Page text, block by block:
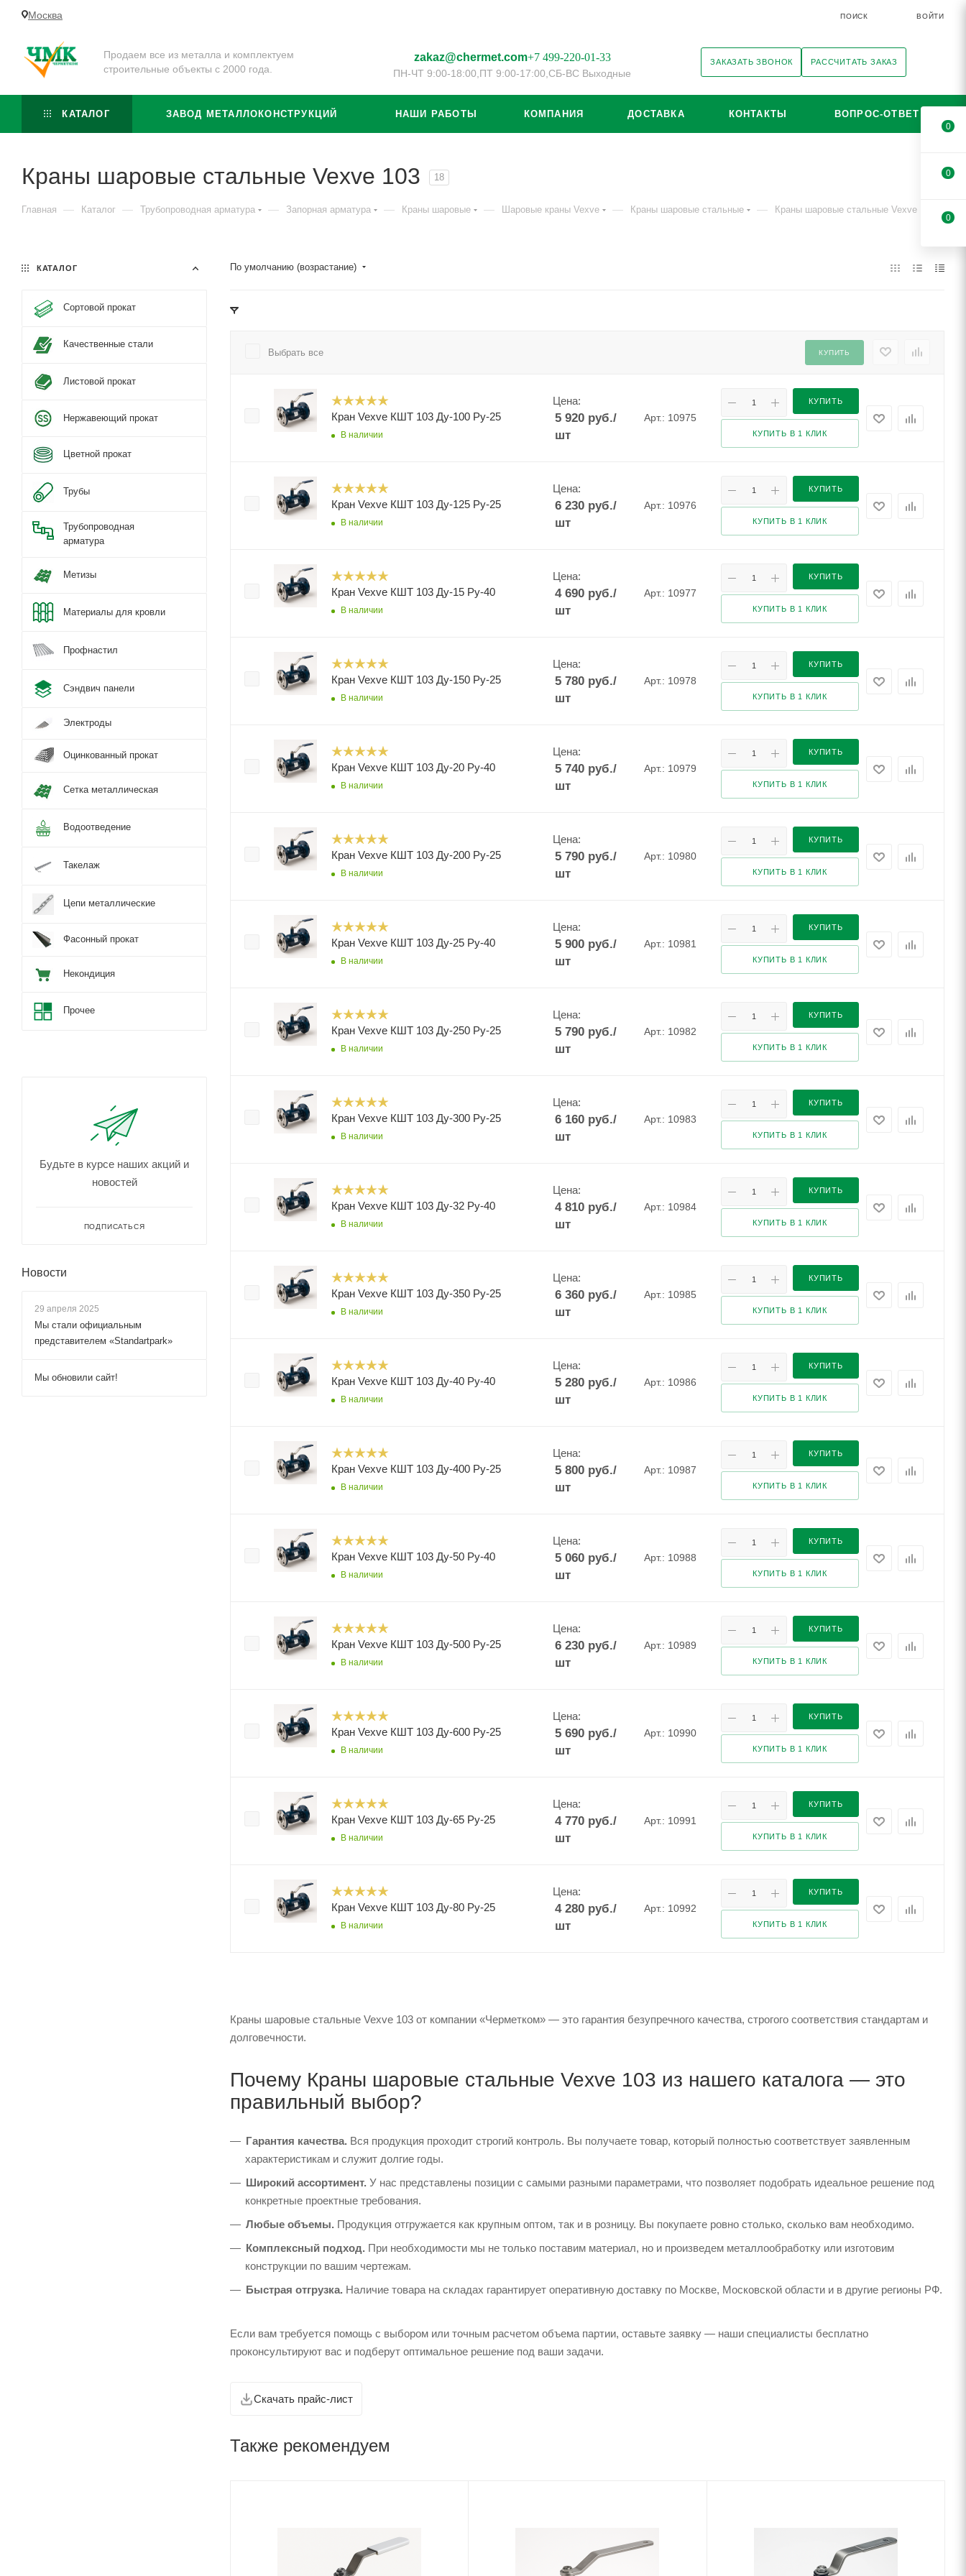
Москва ПОИСК ВОЙТИ
Продаем все из металла и комплектуем
строительные объекты с 2000 года.
zakaz@chermet.com+7 499-220-01-33
ПН-ЧТ 9:00-18:00, ПТ 9:00-17:00, СБ-ВС Выходные
ЗАКАЗАТЬ ЗВОНОК РАССЧИТАТЬ ЗАКАЗ
КАТАЛОГ ЗАВОД МЕТАЛЛОКОНСТРУКЦИЙ НАШИ РАБОТЫ КОМПАНИЯ ДОСТАВКА КОНТАКТЫ ВОПРОС-ОТВЕТ
Краны шаровые стальные Vexve 103 18
Главная — Каталог — Трубопроводная арматура — Запорная арматура — Краны шаровые — Шаровые краны Vexve — Краны шаровые стальные — Краны шаровые стальные Vexve 103
По умолчанию (возрастание)
Выбрать все КУПИТЬ
Кран Vexve КШТ 103 Ду-100 Ру-25
В наличии
Цена:
5 920руб./
шт
Арт.: 10975
КУПИТЬ
КУПИТЬ В 1 КЛИК
Кран Vexve КШТ 103 Ду-125 Ру-25
В наличии
Цена:
6 230руб./
шт
Арт.: 10976
КУПИТЬ
КУПИТЬ В 1 КЛИК
Кран Vexve КШТ 103 Ду-15 Ру-40
В наличии
Цена:
4 690руб./
шт
Арт.: 10977
КУПИТЬ
КУПИТЬ В 1 КЛИК
Кран Vexve КШТ 103 Ду-150 Ру-25
В наличии
Цена:
5 780руб./
шт
Арт.: 10978
КУПИТЬ
КУПИТЬ В 1 КЛИК
Кран Vexve КШТ 103 Ду-20 Ру-40
В наличии
Цена:
5 740руб./
шт
Арт.: 10979
КУПИТЬ
КУПИТЬ В 1 КЛИК
Кран Vexve КШТ 103 Ду-200 Ру-25
В наличии
Цена:
5 790руб./
шт
Арт.: 10980
КУПИТЬ
КУПИТЬ В 1 КЛИК
Кран Vexve КШТ 103 Ду-25 Ру-40
В наличии
Цена:
5 900руб./
шт
Арт.: 10981
КУПИТЬ
КУПИТЬ В 1 КЛИК
Кран Vexve КШТ 103 Ду-250 Ру-25
В наличии
Цена:
5 790руб./
шт
Арт.: 10982
КУПИТЬ
КУПИТЬ В 1 КЛИК
Кран Vexve КШТ 103 Ду-300 Ру-25
В наличии
Цена:
6 160руб./
шт
Арт.: 10983
КУПИТЬ
КУПИТЬ В 1 КЛИК
Кран Vexve КШТ 103 Ду-32 Ру-40
В наличии
Цена:
4 810руб./
шт
Арт.: 10984
КУПИТЬ
КУПИТЬ В 1 КЛИК
Кран Vexve КШТ 103 Ду-350 Ру-25
В наличии
Цена:
6 360руб./
шт
Арт.: 10985
КУПИТЬ
КУПИТЬ В 1 КЛИК
Кран Vexve КШТ 103 Ду-40 Ру-40
В наличии
Цена:
5 280руб./
шт
Арт.: 10986
КУПИТЬ
КУПИТЬ В 1 КЛИК
Кран Vexve КШТ 103 Ду-400 Ру-25
В наличии
Цена:
5 800руб./
шт
Арт.: 10987
КУПИТЬ
КУПИТЬ В 1 КЛИК
Кран Vexve КШТ 103 Ду-50 Ру-40
В наличии
Цена:
5 060руб./
шт
Арт.: 10988
КУПИТЬ
КУПИТЬ В 1 КЛИК
Кран Vexve КШТ 103 Ду-500 Ру-25
В наличии
Цена:
6 230руб./
шт
Арт.: 10989
КУПИТЬ
КУПИТЬ В 1 КЛИК
Кран Vexve КШТ 103 Ду-600 Ру-25
В наличии
Цена:
5 690руб./
шт
Арт.: 10990
КУПИТЬ
КУПИТЬ В 1 КЛИК
Кран Vexve КШТ 103 Ду-65 Ру-25
В наличии
Цена:
4 770руб./
шт
Арт.: 10991
КУПИТЬ
КУПИТЬ В 1 КЛИК
Кран Vexve КШТ 103 Ду-80 Ру-25
В наличии
Цена:
4 280руб./
шт
Арт.: 10992
КУПИТЬ
КУПИТЬ В 1 КЛИК
Краны шаровые стальные Vexve 103 от компании «Черметком» — это гарантия безупречного качества, строгого соответствия стандартам и
долговечности.
Почему Краны шаровые стальные Vexve 103 из нашего каталога — это
правильный выбор?
Гарантия качества. Вся продукция проходит строгий контроль. Вы получаете товар, который полностью соответствует заявленным
характеристикам и служит долгие годы.
Широкий ассортимент. У нас представлены позиции с самыми разными параметрами, что позволяет подобрать идеальное решение под
конкретные проектные требования.
Любые объемы. Продукция отгружается как крупным оптом, так и в розницу. Вы покупаете ровно столько, сколько вам необходимо.
Комплексный подход. При необходимости мы не только поставим материал, но и произведем металлообработку или изготовим
конструкции по вашим чертежам.
Быстрая отгрузка. Наличие товара на складах гарантирует оперативную доставку по Москве, Московской области и в другие регионы РФ.
Если вам требуется помощь с выбором или точным расчетом объема партии, оставьте заявку — наши специалисты бесплатно
проконсультируют вас и подберут оптимальное решение под ваши задачи.
Скачать прайс-лист
Также рекомендуем
КАТАЛОГ
Сортовой прокат
Качественные стали
Листовой прокат
Нержавеющий прокат
Цветной прокат
Трубы
Трубопроводная
арматура
Метизы
Материалы для кровли
Профнастил
Сэндвич панели
Электроды
Оцинкованный прокат
Сетка металлическая
Водоотведение
Такелаж
Цепи металлические
Фасонный прокат
Некондиция
Прочее
Будьте в курсе наших акций и
новостей
ПОДПИСАТЬСЯ
Новости
29 апреля 2025
Мы стали официальным
представителем «Standartpark»
Мы обновили сайт!
0
0
0